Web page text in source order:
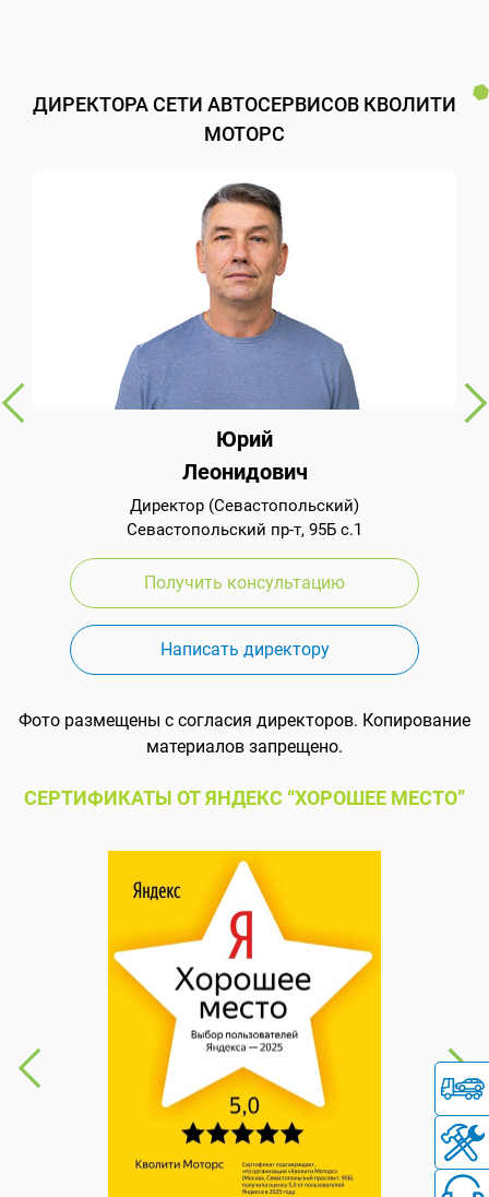
ДИРЕКТОРА СЕТИ АВТОСЕРВИСОВ КВОЛИТИ
МОТОРС
Юрий
Леонидович
Директор (Севастопольский)
Севастопольский пр-т, 95Б с.1
Получить консультацию
Написать директору
Фото размещены с согласия директоров. Копирование
материалов запрещено.
СЕРТИФИКАТЫ ОТ ЯНДЕКС “ХОРОШЕЕ МЕСТО”